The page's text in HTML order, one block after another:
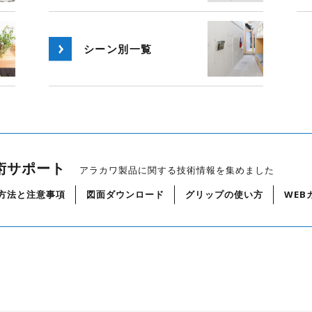
シーン別一覧
サポート
アラカワ製品に関する技術情報を集めました
法と注意事項
図面ダウンロード グリップの使い方 WEB